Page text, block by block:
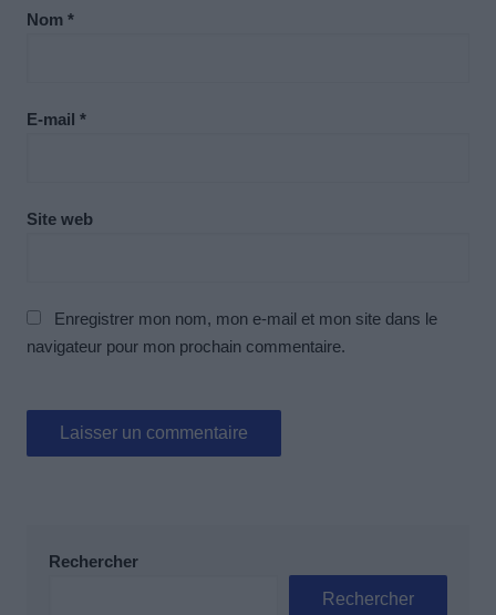
Nom *
E-mail *
Site web
Enregistrer mon nom, mon e-mail et mon site dans le
navigateur pour mon prochain commentaire.
Rechercher
Rechercher